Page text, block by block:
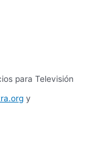
para Televisión
y